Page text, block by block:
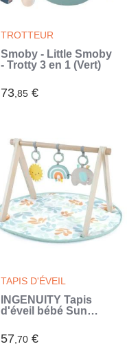
TROTTEUR
Smoby - Little Smoby
- Trotty 3 en 1 (Vert)
73,85 €
TAPIS D'ÉVEIL
INGENUITY Tapis
d'éveil bébé Sun
bois - 3 jouets
amovibles - pliable
57,70 €